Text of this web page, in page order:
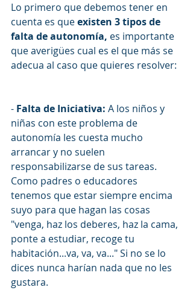
Lo primero que debemos tener en
cuenta es que existen 3 tipos de
falta de autonomía, es importante
que averigües cual es el que más se
adecua al caso que quieres resolver:
- Falta de Iniciativa: A los niños y
niñas con este problema de
autonomía les cuesta mucho
arrancar y no suelen
responsabilizarse de sus tareas.
Como padres o educadores
tenemos que estar siempre encima
suyo para que hagan las cosas
"venga, haz los deberes, haz la cama,
ponte a estudiar, recoge tu
habitación...va, va, va..." Si no se lo
dices nunca harían nada que no les
gustara.